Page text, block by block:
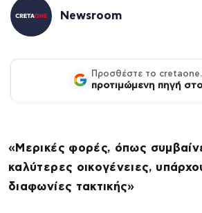
Newsroom
Προσθέστε το
προτιμώμενη πηγή
«Μερικές φορές, όπως
καλύτερες οικογένειες,
διαφωνίες τακτικής»